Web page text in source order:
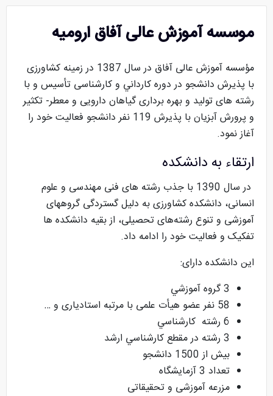
موسسه آموزش عالی آفاق ارومیه
مؤسسه آموزش عالی آفاق در سال 1387 در زمینه کشاورزی
با پذيرش دانشجو در دوره کارداني و کارشناسی تأسيس و با
رشته های تولید و بهره برداری گیاهان دارویی و معطر- تکثیر
و پرورش آبزیان با پذیرش 119 نفر دانشجو فعالیت خود را
آغاز نمود.
ارتقاء به دانشکده
در سال 1390 با جذب رشته های فنی مهندسی و علوم
انسانی، دانشکده کشاورزی به دلیل گستردگی گروههای
آموزشی و تنوع رشته‌های تحصیلی، از بقیه دانشکده ها
تفکیک و فعالیت خود را ادامه داد.
این دانشکده دارای:
3 گروه آموزشي
58 نفر عضو هیأت علمی با مرتبه استادیاری و …
6 رشته کارشناسي
3 رشته در مقطع کارشناسي ارشد
بیش از 1500 دانشجو
تعداد 3 آزمایشگاه
مزرعه‌ آموزشی و تحقیقاتی